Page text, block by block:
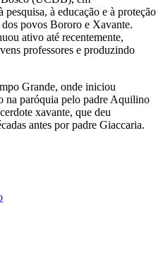
à educação e à proteção
povos Bororo e Xavante.
ativo até recentemente,
professores e produzindo
Grande, onde iniciou
na paróquia pelo padre Aquilino
xavante, que deu
antes por padre Giaccaria.